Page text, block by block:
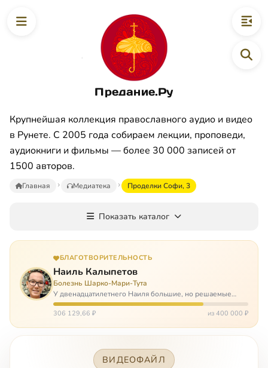
Предание.Ру
Крупнейшая коллекция православного аудио и видео
в Рунете. С 2005 года собираем лекции, проповеди,
аудиокниги и фильмы — более 30 000 записей от
1500 авторов.
Главная Медиатека Проделки Софи, 3
Показать каталог
БЛАГОТВОРИТЕЛЬНОСТЬ
Наиль Калыпетов
Болезнь Шарко-Мари-Тута
У двенадцатилетнего Наиля большие, но решаемые
проблемы. Он болен редкой болезнью, которая ставит
перед ним множество непростых задача, угрожая в
306 129,66 ₽ из 400 000 ₽
ВИДЕОФАЙЛ